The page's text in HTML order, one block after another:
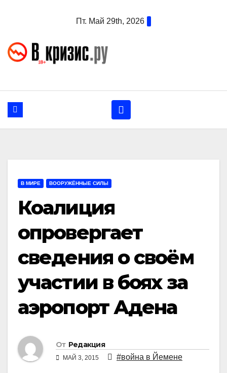
Пт. Май 29th, 2026
В МИРЕ ВООРУЖЁННЫЕ СИЛЫ
Коалиция
опровергает
сведения о своём
участии в боях за
аэропорт Адена
От Редакция
МАЙ 3, 2015 #война в Йемене